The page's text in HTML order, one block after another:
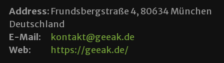
Address:Frundsbergstraße 4, 80634 München
Deutschland
E-Mail:
kontakt@geeak.de
Web:
https://geeak.de/